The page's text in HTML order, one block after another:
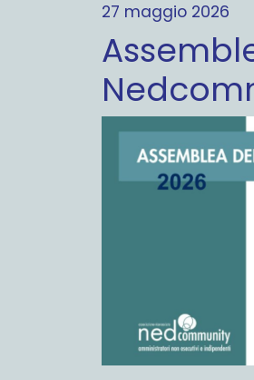
27 maggio 2026